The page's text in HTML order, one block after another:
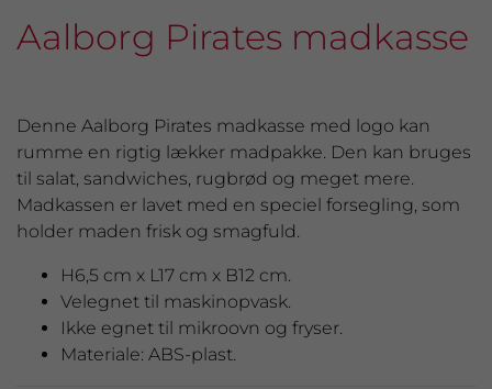
Aalborg Pirates madkasse
Denne Aalborg Pirates madkasse med logo kan
rumme en rigtig lækker madpakke. Den kan bruges
til salat, sandwiches, rugbrød og meget mere.
Madkassen er lavet med en speciel forsegling, som
holder maden frisk og smagfuld.
H6,5 cm x L17 cm x B12 cm.
Velegnet til maskinopvask.
Ikke egnet til mikroovn og fryser.
Materiale: ABS-plast.